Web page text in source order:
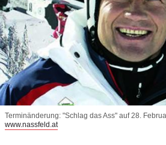
Terminänderung: "Schlag das Ass" auf 28.
www.nassfeld.at